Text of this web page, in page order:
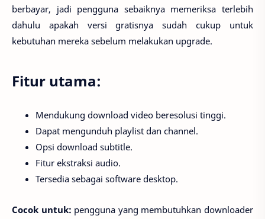
berbayar, jadi pengguna sebaiknya memeriksa terlebih
dahulu apakah versi gratisnya sudah cukup untuk
kebutuhan mereka sebelum melakukan upgrade.
Fitur utama:
Mendukung download video beresolusi tinggi.
Dapat mengunduh playlist dan channel.
Opsi download subtitle.
Fitur ekstraksi audio.
Tersedia sebagai software desktop.
Cocok untuk: pengguna yang membutuhkan downloader